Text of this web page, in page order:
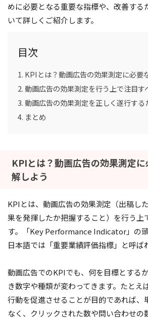
めに必要となる重要な指標や、改善する
いて詳しくご紹介します。
目次
KPIとは？動画広告の効果測定に必要
動画広告の効果測定を行う上で注目す
動画広告の効果測定を正しく遂行する
まとめ
KPIとは？動画広告の効果測定
解しよう
KPIとは、動画広告の効果測定（出稿し
果を発揮したか把握すること）を行う上
す。「Key Performance Indicator」の頭
日本語では「重要業績評価指標」と呼ば
動画広告でのKPIでも、何を目標とする
き数字や種類が変わってきます。たとえ
行動を促進させることが目的であれば、
なく、クリックされた数や問い合わせの